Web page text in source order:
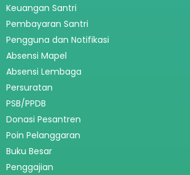
Keuangan Santri
Pembayaran Santri
Pengguna dan Notifikasi
Absensi Mapel
Absensi Lembaga
Persuratan
PSB/PPDB
Donasi Pesantren
Poin Pelanggaran
Buku Besar
Penggajian